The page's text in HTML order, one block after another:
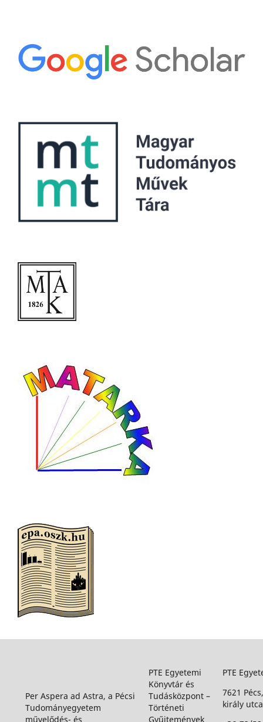
Per Aspera ad Astra, a Pécsi
Tudományegyetem
művelődés- és
PTE Egyetemi
Könyvtár és
Tudásközpont –
Történeti
Gyűjtemények
PTE
7621
király